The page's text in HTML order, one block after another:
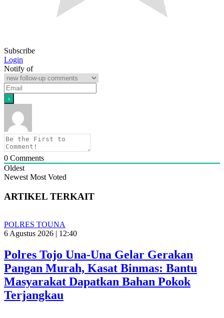
Subscribe
Login
Notify of
0 Comments
Oldest
Newest Most Voted
ARTIKEL TERKAIT
POLRES TOUNA
6 Agustus 2026 | 12:40
Polres Tojo Una-Una Gelar Gerakan
Pangan Murah, Kasat Binmas: Bantu
Masyarakat Dapatkan Bahan Pokok
Terjangkau